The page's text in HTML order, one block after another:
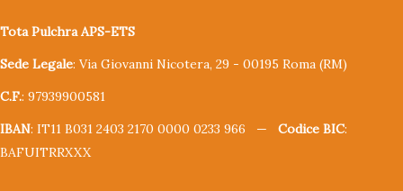
Tota Pulchra APS-ETS
Sede Legale: Via Giovanni Nicotera, 29 - 00195 Roma (RM)
C.F.: 97939900581
IBAN: IT11 B031 2403 2170 0000 0233 966 — Codice BIC:
BAFUITRRXXX